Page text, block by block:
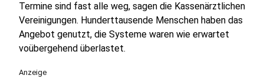
Termine sind fast alle weg, sagen die Kassenärztlichen
Vereinigungen. Hunderttausende Menschen haben das
Angebot genutzt, die Systeme waren wie erwartet
voübergehend überlastet.
Anzeige